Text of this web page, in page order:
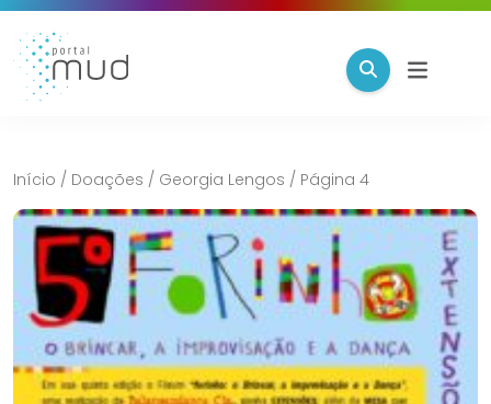
Início / Doações / Georgia Lengos / Página 4